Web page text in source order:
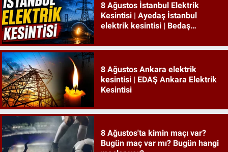
8 Ağustos İstanbul Elektrik
Kesintisi | Ayedaş İstanbul
elektrik kesintisi | Bedaş
8 Ağustos Ankara elektrik
kesintisi | EDAŞ Ankara Elektrik
Kesintisi
8 Ağustos'ta kimin maçı var?
Bugün maç var mı? Bugün hangi